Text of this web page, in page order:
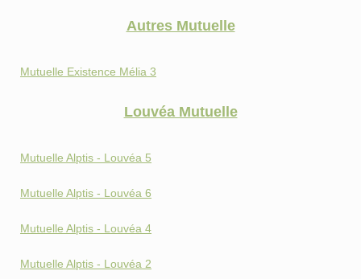
Autres Mutuelle
Mutuelle Existence Mélia 3
Louvéa Mutuelle
Mutuelle Alptis - Louvéa 5
Mutuelle Alptis - Louvéa 6
Mutuelle Alptis - Louvéa 4
Mutuelle Alptis - Louvéa 2